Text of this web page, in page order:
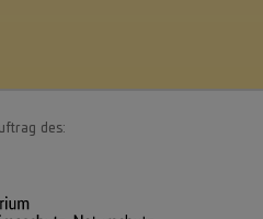
des: